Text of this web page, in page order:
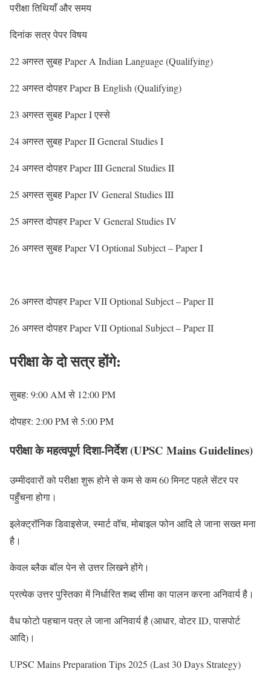
परीक्षा तिथियाँ और समय
दिनांक सत्र पेपर विषय
22 अगस्त सुबह Paper A Indian Language (Qualifying)
22 अगस्त दोपहर Paper B English (Qualifying)
23 अगस्त सुबह Paper I एस्से
24 अगस्त सुबह Paper II General Studies I
24 अगस्त दोपहर Paper III General Studies II
25 अगस्त सुबह Paper IV General Studies III
25 अगस्त दोपहर Paper V General Studies IV
26 अगस्त सुबह Paper VI Optional Subject – Paper I
26 अगस्त दोपहर Paper VII Optional Subject – Paper II
26 अगस्त दोपहर Paper VII Optional Subject – Paper II
परीक्षा के दो सत्र होंगे:
सुबह: 9:00 AM से 12:00 PM
दोपहर: 2:00 PM से 5:00 PM
परीक्षा के महत्वपूर्ण दिशा-निर्देश (UPSC Mains Guidelines)
उम्मीदवारों को परीक्षा शुरू होने से कम से कम 60 मिनट पहले सेंटर पर
पहुँचना होगा।
इलेक्ट्रॉनिक डिवाइसेज, स्मार्ट वॉच, मोबाइल फोन आदि ले जाना सख्त मना
है।
केवल ब्लैक बॉल पेन से उत्तर लिखने होंगे।
प्रत्येक उत्तर पुस्तिका में निर्धारित शब्द सीमा का पालन करना अनिवार्य है।
वैध फोटो पहचान पत्र ले जाना अनिवार्य है (आधार, वोटर ID, पासपोर्ट
आदि)।
UPSC Mains Preparation Tips 2025 (Last 30 Days Strategy)